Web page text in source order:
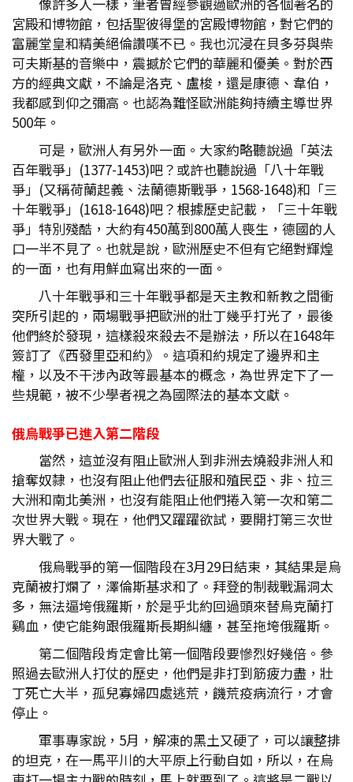
宮殿和博物館，包括聖彼得堡的宮殿博物館，對它們的
富麗堂皇和精美絕倫讚嘆不已。我也沉浸在貝多芬與柴
可夫斯基的音樂中，震撼於它們的華麗和優美。對於西
方的經典文獻，不論是洛克、盧梭，還是康德、韋伯，
我都感到仰之彌高。也認為難怪歐洲能夠持續主導世界
500年。
可是，歐洲人有另外一面。大家約略聽說過「英法
百年戰爭」(1377-1453)吧？或許也聽說過「八十年戰
爭」(又稱荷蘭起義、法蘭德斯戰爭，1568-1648)和「三
十年戰爭」(1618-1648)吧？根據歷史記載，「三十年戰
爭」特別殘酷，大約有450萬到800萬人喪生，德國的人
口一半不見了。也就是說，歐洲歷史不但有它絕對輝煌
的一面，也有用鮮血寫出來的一面。
八十年戰爭和三十年戰爭都是天主教和新教之間衝
突所引起的，兩場戰爭把歐洲的壯丁幾乎打光了，最後
他們終於發現，這樣殺來殺去不是辦法，所以在1648年
簽訂了《西發里亞和約》。這項和約規定了邊界和主
權，以及不干涉內政等最基本的概念，為世界定下了一
些規範，被不少學者視之為國際法的基本文獻。
俄烏戰爭已進入第二階段
當然，這並沒有阻止歐洲人到非洲去燒殺非洲人和
搶奪奴隸，也沒有阻止他們去征服和殖民亞、非、拉三
大洲和南北美洲，也沒有能阻止他們捲入第一次和第二
次世界大戰。現在，他們又躍躍欲試，要開打第三次世
界大戰了。
俄烏戰爭的第一個階段在3月29日結束，其結果是烏
克蘭被打爛了，澤倫斯基求和了。拜登的制裁戰漏洞太
多，無法逼垮俄羅斯，於是乎北約回過頭來替烏克蘭打
鷄血，使它能夠跟俄羅斯長期糾纏，甚至拖垮俄羅斯。
第二個階段肯定會比第一個階段要慘烈好幾倍。參
照過去歐洲人打仗的歷史，他們是非打到筋疲力盡，壯
丁死亡大半，孤兒寡婦四處逃荒，饑荒疫病流行，才會
停止。
軍事專家說，5月，解凍的黑土又硬了，可以讓整排
的坦克，在一馬平川的大平原上行動自如，所以，在烏